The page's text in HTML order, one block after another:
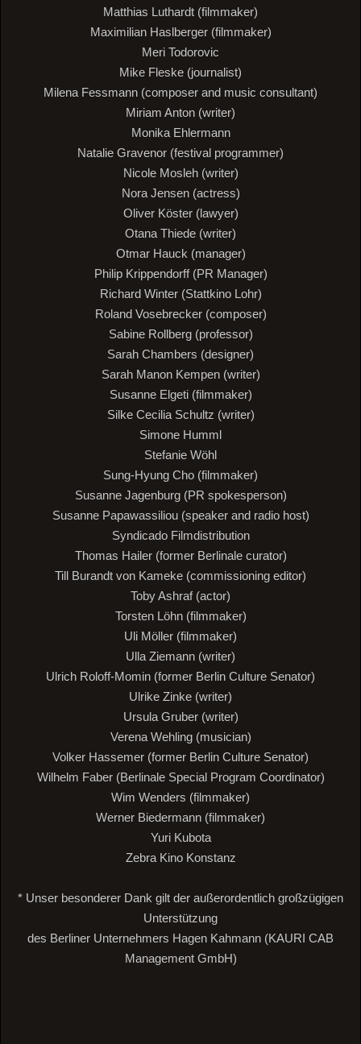
Matthias Luthardt (filmmaker)
Maximilian Haslberger (filmmaker)
Meri Todorovic
Mike Fleske (journalist)
Milena Fessmann (composer and music consultant)
Miriam Anton (writer)
Monika Ehlermann
Natalie Gravenor (festival programmer)
Nicole Mosleh (writer)
Nora Jensen (actress)
Oliver Köster (lawyer)
Otana Thiede (writer)
Otmar Hauck (manager)
Philip Krippendorff (PR Manager)
Richard Winter (Stattkino Lohr)
Roland Vosebrecker (composer)
Sabine Rollberg (professor)
Sarah Chambers (designer)
Sarah Manon Kempen (writer)
Susanne Elgeti (filmmaker)
Silke Cecilia Schultz (writer)
Simone Humml
Stefanie Wöhl
Sung-Hyung Cho (filmmaker)
Susanne Jagenburg (PR spokesperson)
Susanne Papawassiliou (speaker and radio host)
Syndicado Filmdistribution
Thomas Hailer (former Berlinale curator)
Till Burandt von Kameke (commissioning editor)
Toby Ashraf (actor)
Torsten Löhn (filmmaker)
Uli Möller (filmmaker)
Ulla Ziemann (writer)
Ulrich Roloff-Momin (former Berlin Culture Senator)
Ulrike Zinke (writer)
Ursula Gruber (writer)
Verena Wehling (musician)
Volker Hassemer (former Berlin Culture Senator)
Wilhelm Faber (Berlinale Special Program Coordinator)
Wim Wenders (filmmaker)
Werner Biedermann (filmmaker)
Yuri Kubota
Zebra Kino Konstanz
* Unser besonderer Dank gilt der außerordentlich großzügigen
Unterstützung
des Berliner Unternehmers Hagen Kahmann (KAURI CAB
Management GmbH)